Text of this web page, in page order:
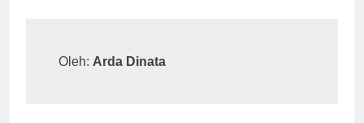
Oleh: Arda Dinata